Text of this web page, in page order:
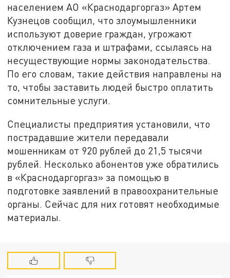
населением АО «Краснодаргоргаз» Артем
Кузнецов сообщил, что злоумышленники
используют доверие граждан, угрожают
отключением газа и штрафами, ссылаясь на
несуществующие нормы законодательства.
По его словам, такие действия направлены на
то, чтобы заставить людей быстро оплатить
сомнительные услуги.
Специалисты предприятия установили, что
пострадавшие жители передавали
мошенникам от 920 рублей до 21,5 тысячи
рублей. Несколько абонентов уже обратились
в «Краснодаргоргаз» за помощью в
подготовке заявлений в правоохранительные
органы. Сейчас для них готовят необходимые
материалы.